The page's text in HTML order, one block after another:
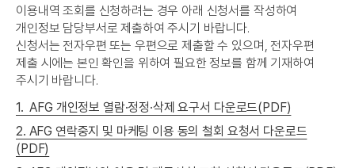
이용내역 조회를 신청하려는 경우 아래 신청서를 작성하여
개인정보 담당부서로 제출하여 주시기 바랍니다.
신청서는 전자우편 또는 우편으로 제출할 수 있으며, 전자우편
제출 시에는 본인 확인을 위하여 필요한 정보를 함께 기재하여
주시기 바랍니다.
1. AFG 개인정보 열람·정정·삭제 요구서 다운로드(PDF)
2. AFG 연락중지 및 마케팅 이용 동의 철회 요청서 다운로드
(PDF)